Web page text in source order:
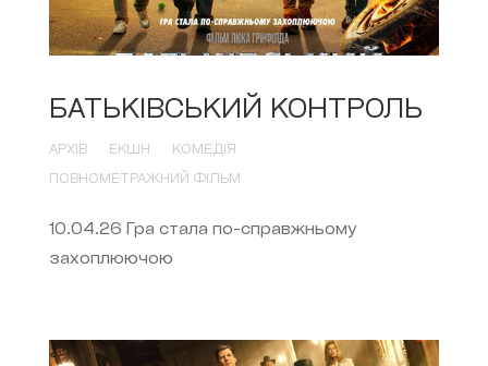
БАТЬКІВСЬКИЙ КОНТРОЛЬ
АРХІВ ЕКШН КОМЕДІЯ
ПОВНОМЕТРАЖНИЙ ФІЛЬМ
10.04.26 Гра стала по-справжньому
захоплюючою